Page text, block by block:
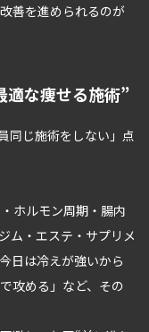
善を進められるのが
適な痩せる施術”
同じ施術をしない」点
ホルモン周期・腸内
ム・エステ・サプリメ
日は冷えが強いから
攻める」など、その